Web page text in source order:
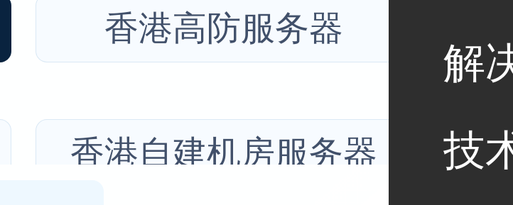
解
技
香港高防服务器
香港自建机房服务器